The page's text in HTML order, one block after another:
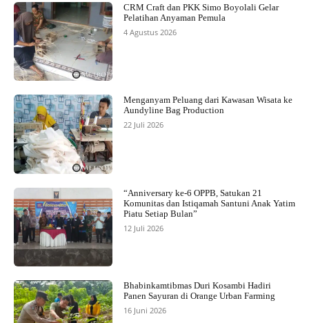
CRM Craft dan PKK Simo Boyolali Gelar
Pelatihan Anyaman Pemula
4 Agustus 2026
Menganyam Peluang dari Kawasan Wisata ke
Aundyline Bag Production
22 Juli 2026
“Anniversary ke-6 OPPB, Satukan 21
Komunitas dan Istiqamah Santuni Anak Yatim
Piatu Setiap Bulan”
12 Juli 2026
Bhabinkamtibmas Duri Kosambi Hadiri
Panen Sayuran di Orange Urban Farming
16 Juni 2026